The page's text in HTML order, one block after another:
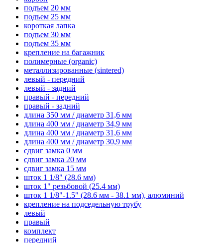
подъем 20 мм
подъем 25 мм
короткая лапка
подъем 30 мм
подъем 35 мм
крепление на багажник
полимерные (organic)
металлизированные (sintered)
левый - передний
левый - задний
правый - передний
правый - задний
длина 350 мм / диаметр 31,6 мм
длина 400 мм / диаметр 34,9 мм
длина 400 мм / диаметр 31,6 мм
длина 400 мм / диаметр 30,9 мм
сдвиг замка 0 мм
сдвиг замка 20 мм
сдвиг замка 15 мм
шток 1 1/8" (28.6 мм)
шток 1" резьбовой (25.4 мм)
шток 1 1/8"-1.5" (28.6 мм - 38.1 мм), алюминий
крепление на подседельную трубу
левый
правый
комплект
передний